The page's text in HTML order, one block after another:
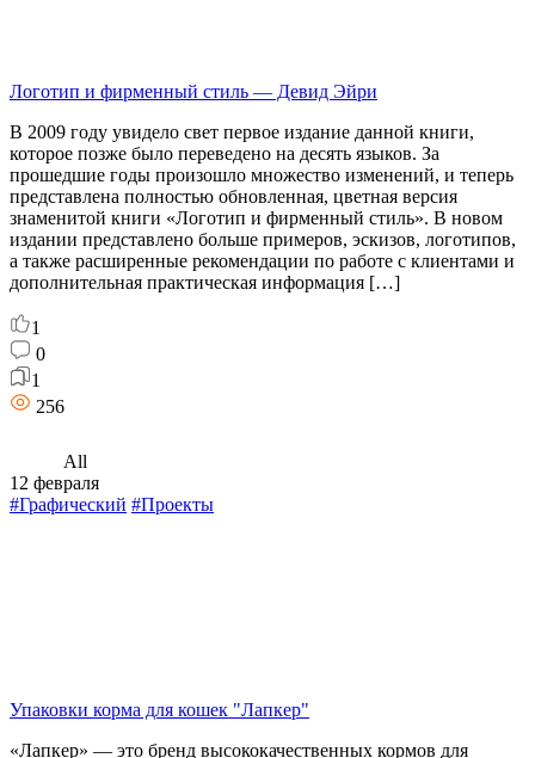
Логотип и фирменный стиль — Девид Эйри
В 2009 году увидело свет первое издание данной книги,
которое позже было переведено на десять языков. За
прошедшие годы произошло множество изменений, и теперь
представлена полностью обновленная, цветная версия
знаменитой книги «Логотип и фирменный стиль». В новом
издании представлено больше примеров, эскизов, логотипов,
а также расширенные рекомендации по работе с клиентами и
дополнительная практическая информация […]
1
0
1
256
All
12 февраля
#Графический #Проекты
Упаковки корма для кошек "Лапкер"
«Лапкер» — это бренд высококачественных кормов для